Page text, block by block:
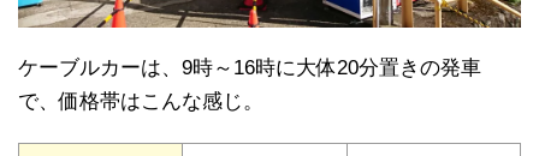
ケーブルカーは、9時～16時に大体20分置きの発車
で、価格帯はこんな感じ。